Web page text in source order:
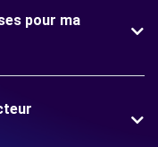
pour ma